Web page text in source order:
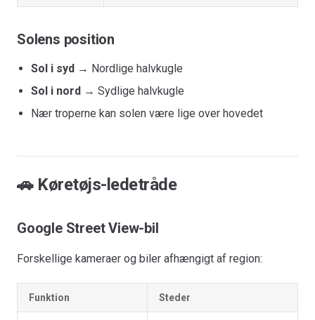
Solens position
Sol i syd → Nordlige halvkugle
Sol i nord → Sydlige halvkugle
Nær troperne kan solen være lige over hovedet
🚗 Køretøjs-ledetråde
Google Street View-bil
Forskellige kameraer og biler afhængigt af region:
Funktion Steder